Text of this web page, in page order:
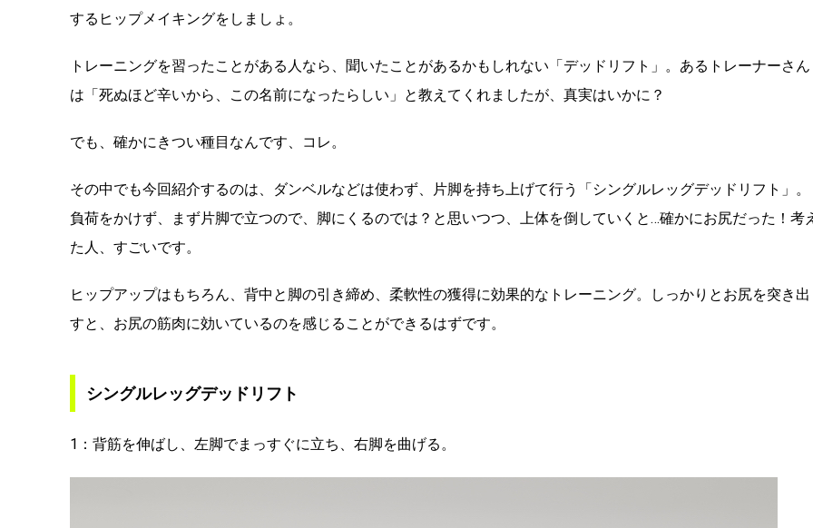
するヒップメイキングをしましょ。
トレーニングを習ったことがある人なら、聞いたことがあるかもしれない「デッドリフト」。あるトレーナーさん
は「死ぬほど辛いから、この名前になったらしい」と教えてくれましたが、真実はいかに？
でも、確かにきつい種目なんです、コレ。
その中でも今回紹介するのは、ダンベルなどは使わず、片脚を持ち上げて行う「シングルレッグデッドリフト」。
負荷をかけず、まず片脚で立つので、脚にくるのでは？と思いつつ、上体を倒していくと…確かにお尻だった！考
た人、すごいです。
ヒップアップはもちろん、背中と脚の引き締め、柔軟性の獲得に効果的なトレーニング。しっかりとお尻を突き出
すと、お尻の筋肉に効いているのを感じることができるはずです。
シングルレッグデッドリフト
1：背筋を伸ばし、左脚でまっすぐに立ち、右脚を曲げる。